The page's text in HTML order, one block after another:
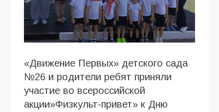
«Движение Первых» детского сада
№26 и родители ребят приняли
участие во всероссийской
акции»Физкульт-привет» к Дню